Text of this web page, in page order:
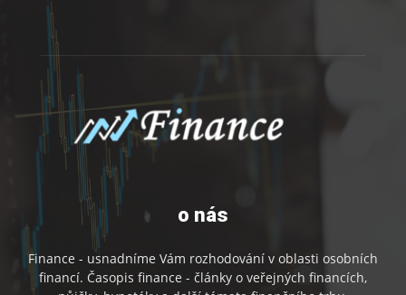
o nás
Finance - usnadníme Vám rozhodování v oblasti osobních
financí. Časopis finance - články o veřejných financích,